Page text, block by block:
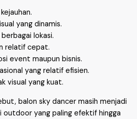
yang dinamis.
lokasi.
relatif cepat.
event maupun bisnis.
yang relatif efisien.
visual yang kuat.
balon sky dancer masih menjadi
outdoor yang paling efektif hingga